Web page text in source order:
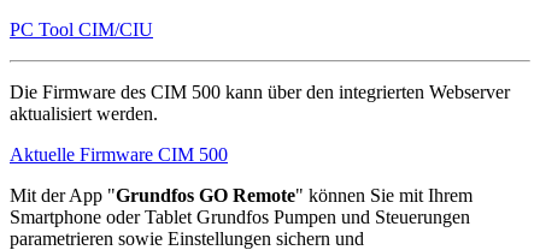
PC Tool CIM/CIU
Die Firmware des CIM 500 kann über den integrierten Webserver
aktualisiert werden.
Aktuelle Firmware CIM 500
Mit der App "Grundfos GO Remote" können Sie mit Ihrem
Smartphone oder Tablet Grundfos Pumpen und Steuerungen
parametrieren sowie Einstellungen sichern und